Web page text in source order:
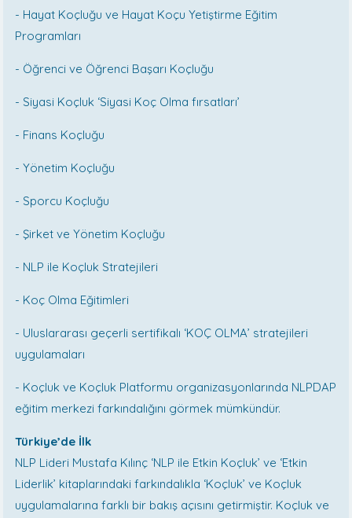
- Hayat Koçluğu ve Hayat Koçu Yetiştirme Eğitim
Programları
- Öğrenci ve Öğrenci Başarı Koçluğu
- Siyasi Koçluk ‘Siyasi Koç Olma fırsatları’
- Finans Koçluğu
- Yönetim Koçluğu
- Sporcu Koçluğu
- Şirket ve Yönetim Koçluğu
- NLP ile Koçluk Stratejileri
- Koç Olma Eğitimleri
- Uluslararası geçerli sertifikalı ‘KOÇ OLMA’ stratejileri
uygulamaları
- Koçluk ve Koçluk Platformu organizasyonlarında NLPDAP
eğitim merkezi farkındalığını görmek mümkündür.
Türkiye’de İlk
NLP Lideri Mustafa Kılınç ‘NLP ile Etkin Koçluk’ ve ‘Etkin
Liderlik’ kitaplarındaki farkındalıkla ‘Koçluk’ ve Koçluk
uygulamalarına farklı bir bakış açısını getirmiştir. Koçluk ve